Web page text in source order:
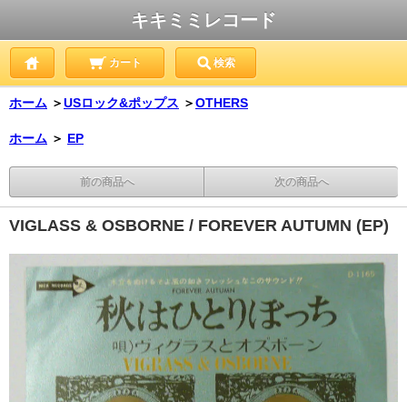
キキミミレコード
カート 検索
ホーム ＞USロック&ポップス ＞OTHERS
ホーム ＞ EP
前の商品へ 次の商品へ
VIGLASS & OSBORNE / FOREVER AUTUMN (EP)